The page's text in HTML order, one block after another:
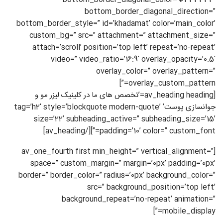
bottom_border_diagonal_direction=”
bottom_border_style=” id=’khadamat’ color=’main_color’
custom_bg=” src=” attachment=” attachment_size=”
attach=’scroll’ position=’top left’ repeat=’no-repeat’
video=” video_ratio=’16:9′ overlay_opacity=’0.5′
overlay_color=” overlay_pattern=”
overlay_custom_pattern=”]
[av_heading heading=’تخصص های ما در کلینیک لیزر مو و
جوانسازی پوست’ tag=’h2′ style=’blockquote modern-quote’
size=’22’ subheading_active=” subheading_size=’15’
padding=’10’ color=” custom_font=”][/av_heading]
[av_one_fourth first min_height=” vertical_alignment=”
space=” custom_margin=” margin=’0px’ padding=’0px’
border=” border_color=” radius=’0px’ background_color=”
src=” background_position=’top left’
background_repeat=’no-repeat’ animation=”
mobile_display=”]